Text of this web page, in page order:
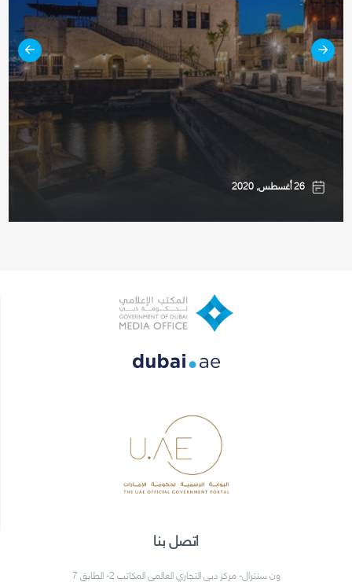
26 أغسطس, 2020
اتصل بنا
ون سنترال- مركز دبي التجاري العالمي المكاتب 2- الطابق 7